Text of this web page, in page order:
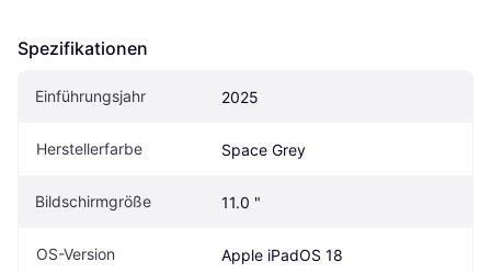
Spezifikationen
Einführungsjahr 2025
Herstellerfarbe Space Grey
Bildschirmgröße 11.0 "
OS-Version Apple iPadOS 18